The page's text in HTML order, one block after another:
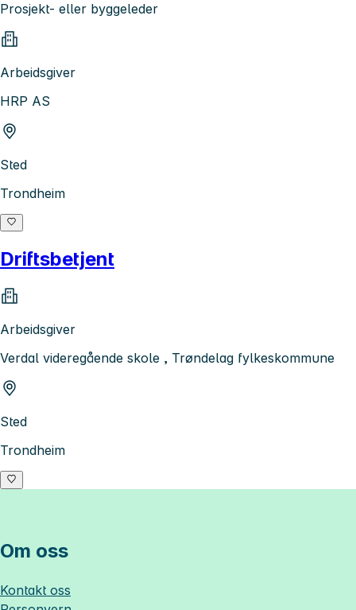
Prosjekt- eller byggeleder
Arbeidsgiver
HRP AS
Sted
Trondheim
Driftsbetjent
Arbeidsgiver
Verdal videregående skole , Trøndelag fylkeskommune
Sted
Trondheim
Om oss
Kontakt oss